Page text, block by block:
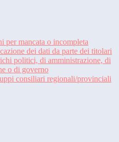
per mancata o incompleta
dei dati da parte dei titolari
politici, di amministrazione, di
o di governo
consiliari regionali/provinciali